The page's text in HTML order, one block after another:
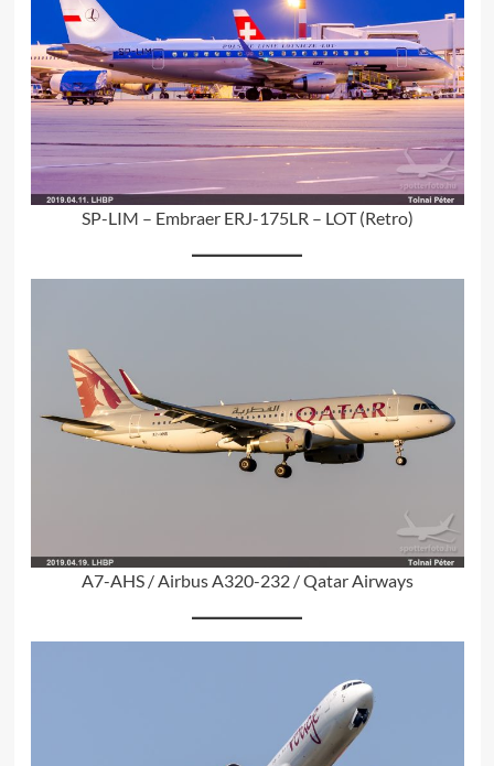
SP-LIM – Embraer ERJ-175LR – LOT (Retro)
A7-AHS / Airbus A320-232 / Qatar Airways